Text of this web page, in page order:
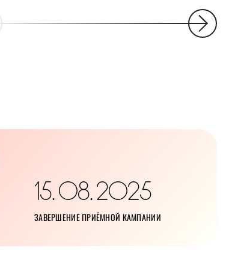
15 08 2025
ЗАВЕРШЕНИЕ ПРИЁМНОЙ КАМПАНИИ